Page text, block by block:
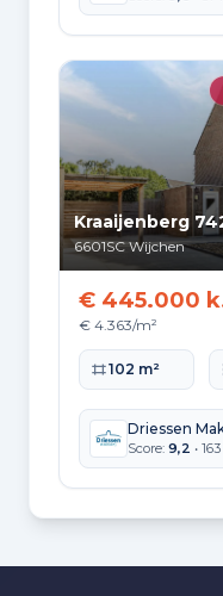
Verbruik per
Gas: 882 •
Huurwoning
Gas: 656 •
Koopwoning
Gas: 948 •
Tussenwoning
Gas: 779 •
Gas: 1.343 •
Twee-onder-
Gas: 1.037 •
Kraaijenberg
6601SC Wijchen
€ 445.000
€ 4.363/m²
Woonoppervlakte
102 m²
Driessen
Score: 9,2 •